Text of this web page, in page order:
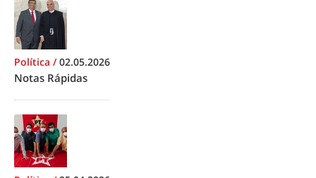
Política /02.05.2026
Notas Rápidas